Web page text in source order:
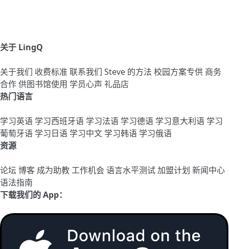
关于 LingQ
关于我们 收费标准 联系我们 Steve 的方法 校园方案专供 商务
合作供图书馆使用 学员心声 礼品店
热门语言
学习英语 学习西班牙语 学习法语 学习德语 学习意大利语 学习
葡萄牙语 学习日语 学习中文 学习韩语 学习俄语
资源
论坛 博客 成为助教工作机会语言水平测试加盟计划 新闻中心
语法指南
下载我们的 App：